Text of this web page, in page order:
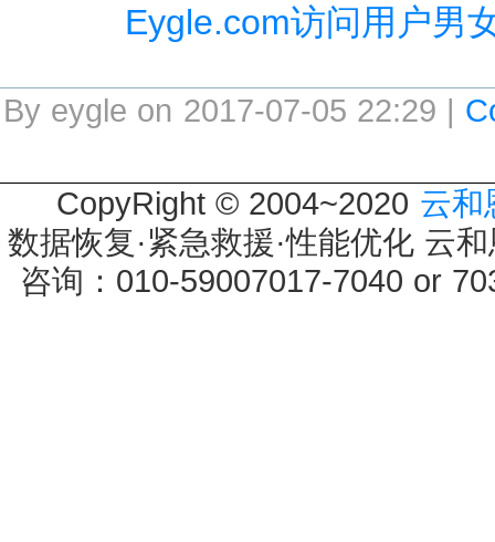
Eygle.com访问用户男
By eygle on 2017-07-05 22:29 |
CopyRight © 2004~2020 云和
数据恢复·紧急救援·性能优化 云
咨询：010-59007017-7040 or